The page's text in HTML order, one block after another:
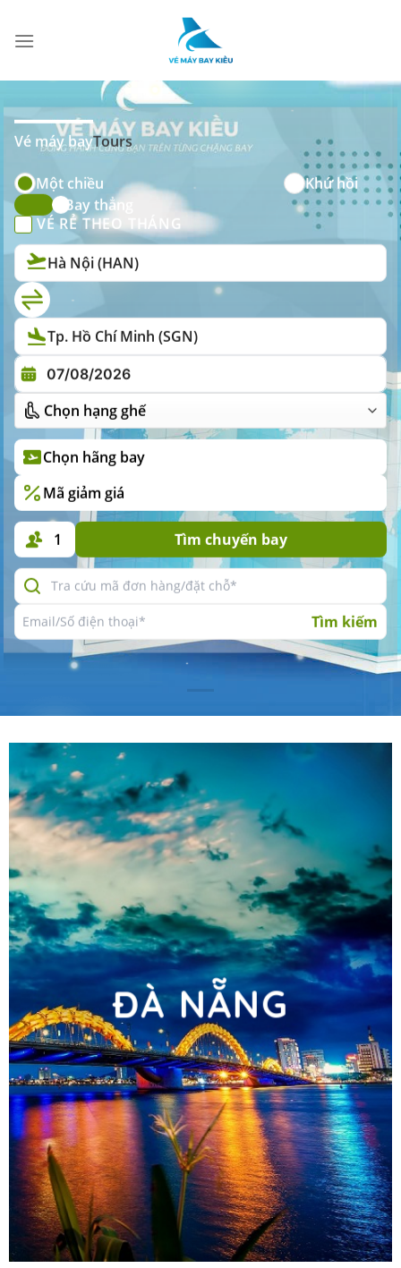
content
Vé máy bay giá rẻ
Vé máy bayTours
Một chiều
Khứ hồi
Bay thẳng
VÉ RẺ THEO THÁNG
Hà Nội (HAN)
Tp. Hồ Chí Minh (SGN)
Chọn hãng bay
Mã giảm giá
1 Tìm chuyến bay
Tìm kiếm
ĐÀ NẴNG